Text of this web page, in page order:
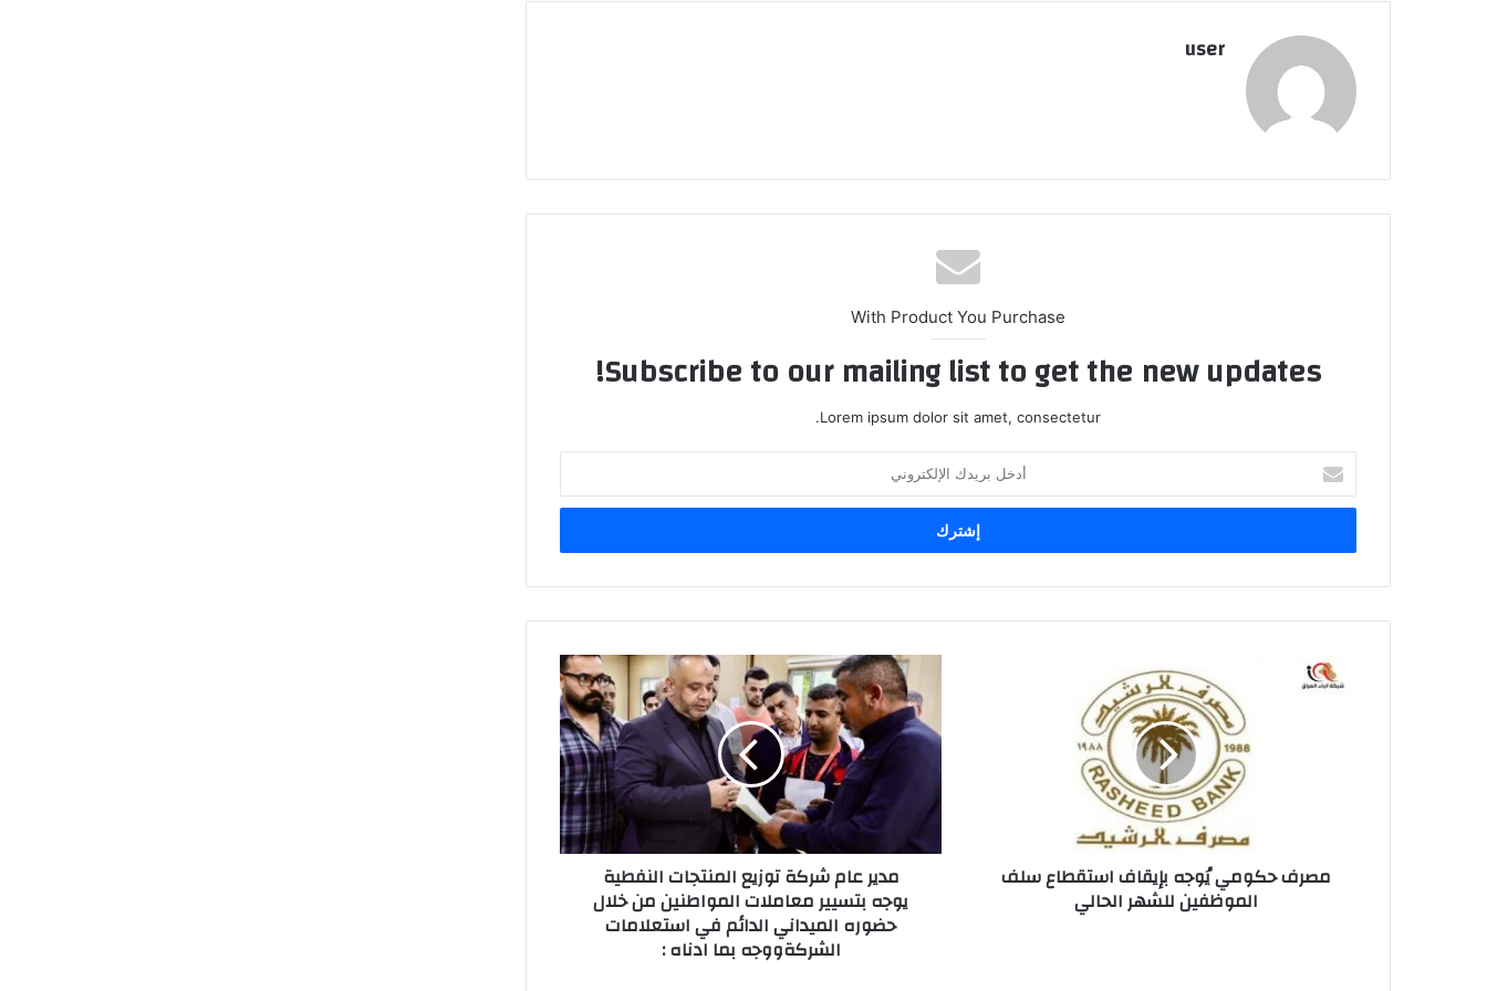
user
With Product You Purchase
Subscribe to our mailing list to get the new updates!
Lorem ipsum dolor sit amet, consectetur.
بريدك
الإلكتروني
مصرف
حكومي
مصرف حكومي يُوجه بإيقاف استقطاع سلف
الموظفين للشهر الحالي
شركة
توزيع
يوجه
معاملات
المواطنينمدير عام شركة توزيع المنتجات النفطية
يوجه بتسيير معاملات المواطنين من خلال
حضوره الميداني الدائم في استعلامات
الشركةووجه بما ادناه :